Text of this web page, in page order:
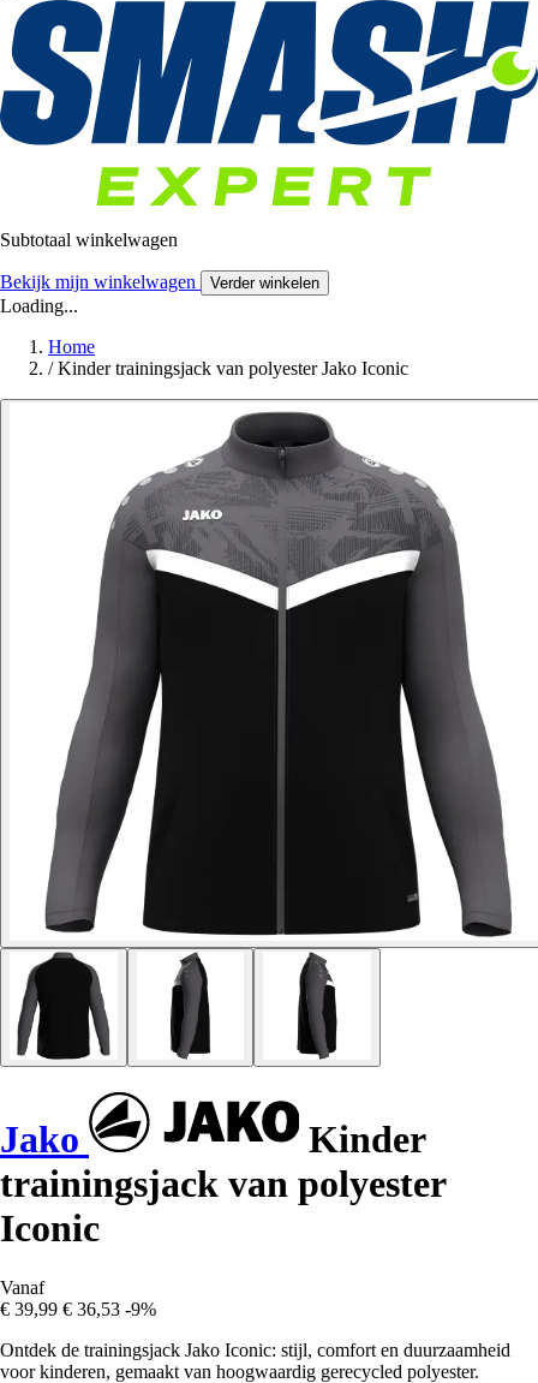
Subtotaal winkelwagen
Bekijk mijn winkelwagen Verder winkelen
Loading...
Home
/ Kinder trainingsjack van polyester Jako Iconic
Jako
Kinder
trainingsjack van polyester
Iconic
Vanaf
€ 39,99 € 36,53 -9%
Ontdek de trainingsjack Jako Iconic: stijl, comfort en duurzaamheid
voor kinderen, gemaakt van hoogwaardig gerecycled polyester.